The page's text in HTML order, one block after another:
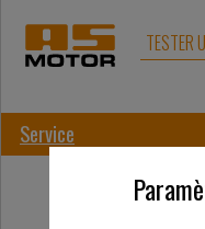
TESTER
Service